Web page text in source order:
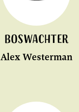
Boswachter
Alex Westerman